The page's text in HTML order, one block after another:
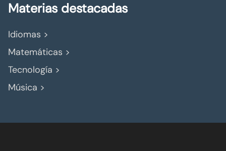
Materias destacadas
Idiomas >
Matemáticas >
Tecnología >
Música >